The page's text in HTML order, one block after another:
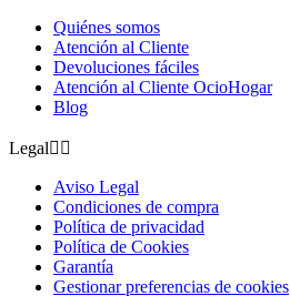
Quiénes somos
Atención al Cliente
Devoluciones fáciles
Atención al Cliente OcioHogar
Blog
Legal 
Aviso Legal
Condiciones de compra
Política de privacidad
Política de Cookies
Garantía
Gestionar preferencias de cookies